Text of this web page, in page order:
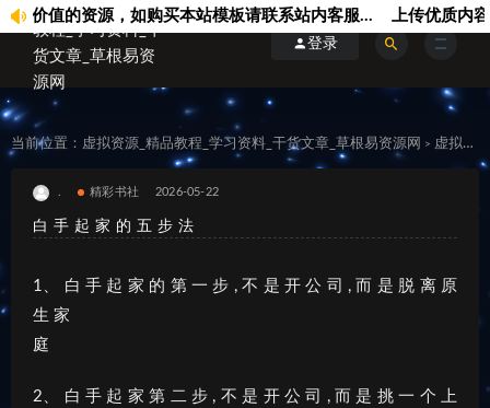
价值的资源，如购买本站模板请联系站内客服... 上传优质内容
登录
当前位置： 虚拟资源_精品教程_学习资料_干货文章_草根易资源网 > 虚拟资料
精彩书社 2026-05-22
白 手 起 家 的 五 步 法
1、 白 手 起 家 的 第 一 步 , 不 是 开 公 司 , 而 是 脱 离 原
生 家
庭
2、 白 手 起 家 第 二 步 , 不 是 开 公 司 , 而 是 挑 一 个 上